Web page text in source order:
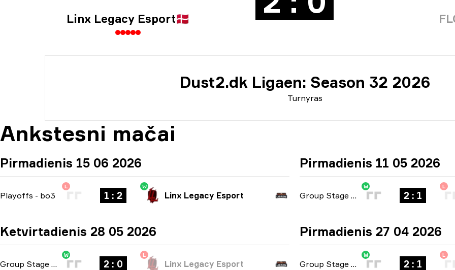
Linx Legacy Esport🇩🇰
Turnyras
Dust2.dk Ligaen: Season 32 2026
Ankstesni mačai
Pirmadienis 15 06 2026
Playoffs - bo3
L
1 : 2
W
Linx Legacy Esport
Ketvirtadienis 28 05 2026
Group Stage bo3
W
2 : 0
L
Linx Legacy Esport
Pirmadienis 11 05 2026
Group Stage bo3
W
2 : 1
L
Pirmadienis 27 04 2026
Group Stage bo3
W
2 : 1
L